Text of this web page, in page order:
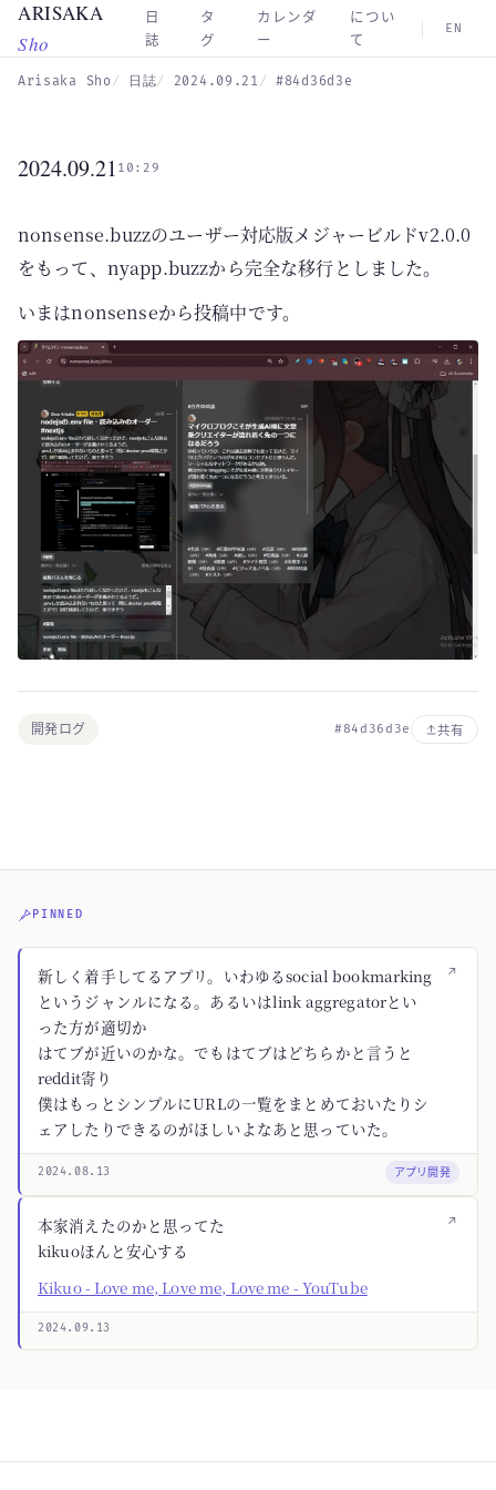
Skip to main content
ARISAKA
Sho
日
誌
タ
グ
カレンダ
ー
につい
て
EN
Arisaka Sho 日誌 2024.09.21 #84d36d3e
2024.09.21 10:29
nonsense.buzzのユーザー対応版メジャービルドv2.0.0
をもって、nyapp.buzzから完全な移行としました。
いまはnonsenseから投稿中です。
開発ログ #84d36d3e 共有
PINNED
↗
新しく着手してるアプリ。いわゆるsocial bookmarking
というジャンルになる。あるいはlink aggregatorとい
った方が適切か
はてブが近いのかな。でもはてブはどちらかと言うと
reddit寄り
僕はもっとシンプルにURLの一覧をまとめておいたりシ
ェアしたりできるのがほしいよなあと思っていた。
2024.08.13 アプリ開発
↗
本家消えたのかと思ってた
kikuoほんと安心する
Kikuo - Love me, Love me, Love me - YouTube
2024.09.13